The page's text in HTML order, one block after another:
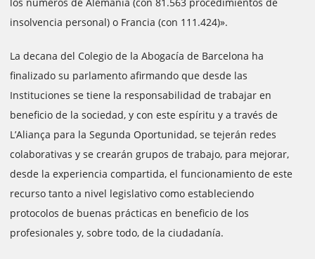
insolvencia personal) o Francia (con 111.424)».
La decana del Colegio de la Abogacía de Barcelona ha
finalizado su parlamento afirmando que desde las
Instituciones se tiene la responsabilidad de trabajar en
beneficio de la sociedad, y con este espíritu y a través de
L’Aliança para la Segunda Oportunidad, se tejerán redes
colaborativas y se crearán grupos de trabajo, para mejorar,
desde la experiencia compartida, el funcionamiento de este
recurso tanto a nivel legislativo como estableciendo
protocolos de buenas prácticas en beneficio de los
profesionales y, sobre todo, de la ciudadanía.